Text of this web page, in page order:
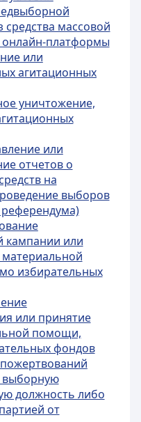
средства массовой
платформы
или
агитационных
уничтожение,
или
отчетов о
на
выборов
кампании или
избирательных
или принятие
помощи,
фондов
выборную
должность либо
от